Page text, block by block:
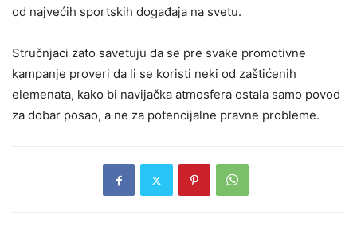
od najvećih sportskih događaja na svetu.
Stručnjaci zato savetuju da se pre svake promotivne
kampanje proveri da li se koristi neki od zaštićenih
elemenata, kako bi navijačka atmosfera ostala samo povod
za dobar posao, a ne za potencijalne pravne probleme.